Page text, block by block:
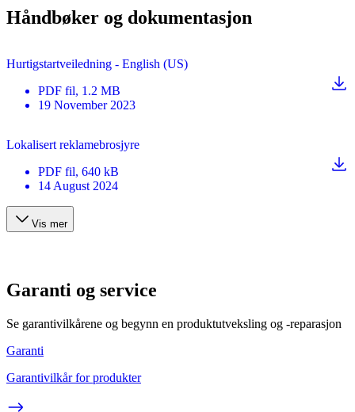
Håndbøker og dokumentasjon
Hurtigstartveiledning - English (US)
PDF fil, 1.2 MB
19 November 2023
Lokalisert reklamebrosjyre
PDF fil, 640 kB
14 August 2024
Vis mer
Garanti og service
Se garantivilkårene og begynn en produktutveksling og -reparasjon
Garanti
Garantivilkår for produkter